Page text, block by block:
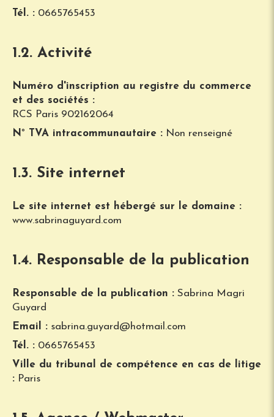
Tél. : 0665765453
1.2. Activité
Numéro d'inscription au registre du commerce
et des sociétés :
RCS Paris 902162064
N° TVA intracommunautaire : Non renseigné
1.3. Site internet
Le site internet est hébergé sur le domaine :
www.sabrinaguyard.com
1.4. Responsable de la publication
Responsable de la publication : Sabrina Magri
Guyard
Email : sabrina.guyard@hotmail.com
Tél. : 0665765453
Ville du tribunal de compétence en cas de litige
: Paris